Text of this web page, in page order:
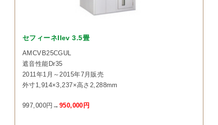
セフィーネIIev 3.5畳
AMCVB25CGUL
遮音性能Dr35
2011年1月～2015年7月販売
外寸1,914×3,237×高さ2,288mm
997,000円→ 950,000円